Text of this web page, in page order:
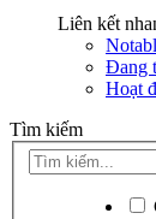
Liên kết
Đang
Hoạt
Tìm kiếm